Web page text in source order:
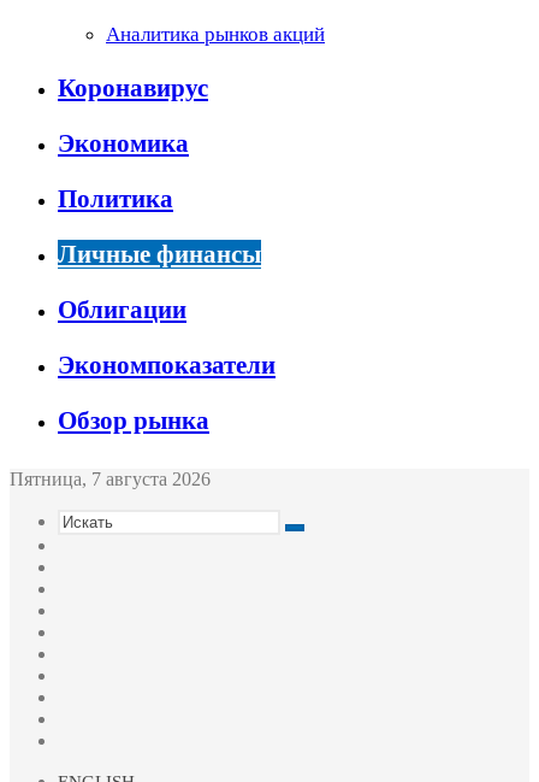
Аналитика рынков акций
Коронавирус
Экономика
Политика
Личные финансы
Облигации
Экономпоказатели
Обзор рынка
Пятница, 7 августа 2026
Искать